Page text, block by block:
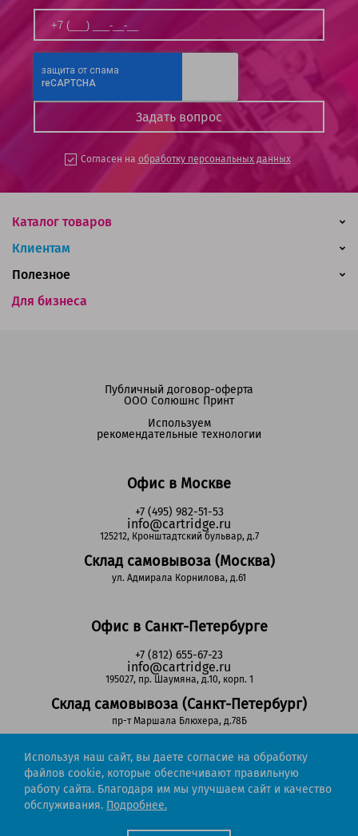
Согласен на обработку персональных данных
Каталог товаров
Клиентам
Для бизнеса
Полезное
Офис в Москве
+7 (495) 982-51-53
info@cartridge.ru
125212, Кронштадтский бульвар, д.7
Склад самовывоза (Москва)
ул. Адмирала Корнилова, д.61
Офис в Санкт-Петербурге
+7 (812) 655-67-23
info@cartridge.ru
195027, пр. Шаумяна, д.10, корп. 1
Склад самовывоза (Санкт-Петербург)
пр-т Маршала Блюхера, д.78Б
Регионы РФ
8-800-302-51-53
(звонок бесплатный)
Публичный договор-оферта
ООО Солюшнс Принт
Используем
рекомендательные технологии
Используя наш сайт, вы даете согласие на обработку
файлов cookie, которые обеспечивают правильную
работу сайта. Благодаря им мы улучшаем сайт и качество
обслуживания. Подробнее.